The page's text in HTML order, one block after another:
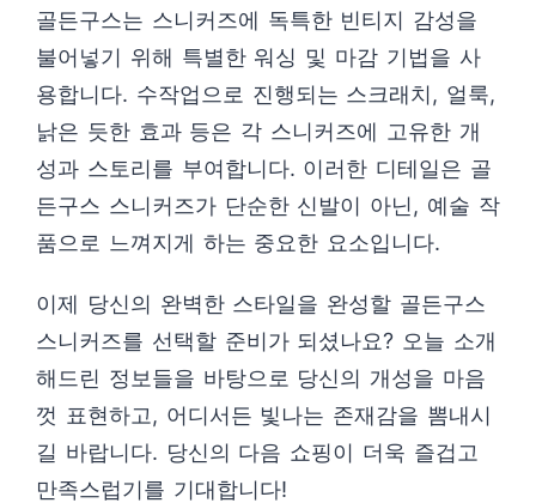
골든구스는 스니커즈에 독특한 빈티지 감성을
불어넣기 위해 특별한 워싱 및 마감 기법을 사
용합니다. 수작업으로 진행되는 스크래치, 얼룩,
낡은 듯한 효과 등은 각 스니커즈에 고유한 개
성과 스토리를 부여합니다. 이러한 디테일은 골
든구스 스니커즈가 단순한 신발이 아닌, 예술 작
품으로 느껴지게 하는 중요한 요소입니다.
이제 당신의 완벽한 스타일을 완성할 골든구스
스니커즈를 선택할 준비가 되셨나요? 오늘 소개
해드린 정보들을 바탕으로 당신의 개성을 마음
껏 표현하고, 어디서든 빛나는 존재감을 뽐내시
길 바랍니다. 당신의 다음 쇼핑이 더욱 즐겁고
만족스럽기를 기대합니다!